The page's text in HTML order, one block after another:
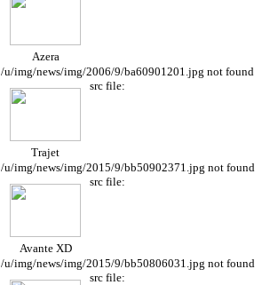
Azera
/u/img/news/img/2006/9/ba60901201.jpg not found
Trajet
src file:
/u/img/news/img/2015/9/bb50902371.jpg not found
Avante XD
src file:
/u/img/news/img/2015/9/bb50806031.jpg not found
src file: